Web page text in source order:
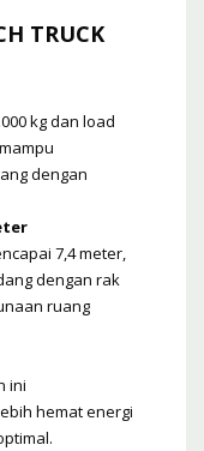
TRUCK
kg dan load
dengan
7,4 meter,
dengan rak
ruang
ini
hemat energi